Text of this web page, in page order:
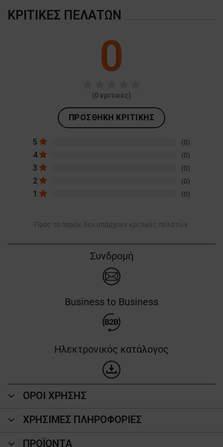
ΚΡΙΤΙΚΈΣ ΠΕΛΑΤΏΝ
0
(0 κριτικές)
ΠΡΟΣΘΉΚΗ ΚΡΙΤΙΚΉΣ
5 (0)
4 (0)
3 (0)
2 (0)
1 (0)
Προς το παρόν, δεν υπάρχουν κριτικές πελατών.
Συνδρομή
Business to Business
Ηλεκτρονικός κατάλογος
ΟΡΟΙ ΧΡΗΣΗΣ
ΧΡΗΣΙΜΕΣ ΠΛΗΡΟΦΟΡΙΕΣ
ΠΡΟΪΌΝΤΑ